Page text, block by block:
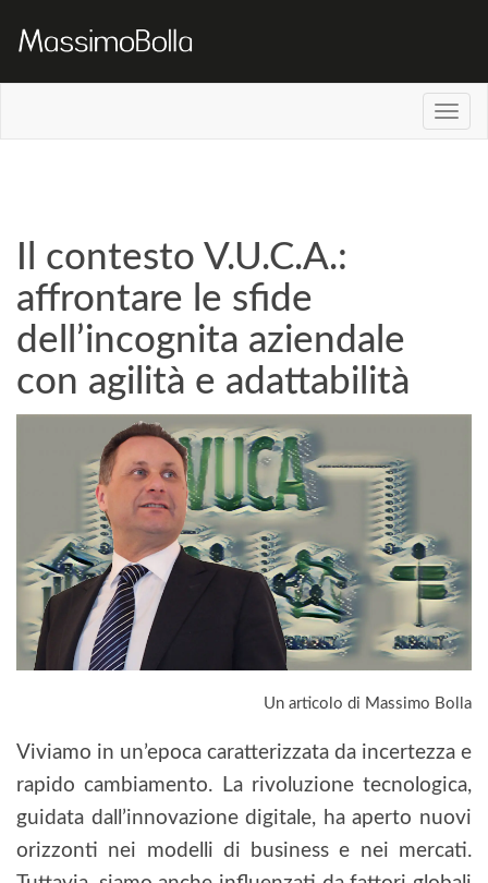
Il contesto V.U.C.A.:
affrontare le sfide
dell’incognita aziendale
con agilità e adattabilità
Un articolo di Massimo Bolla
Viviamo in un’epoca caratterizzata da incertezza e
rapido cambiamento. La rivoluzione tecnologica,
guidata dall’innovazione digitale, ha aperto nuovi
orizzonti nei modelli di business e nei mercati.